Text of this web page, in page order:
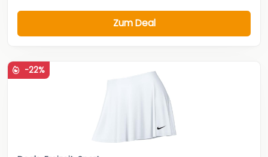
Zum Deal
-22%